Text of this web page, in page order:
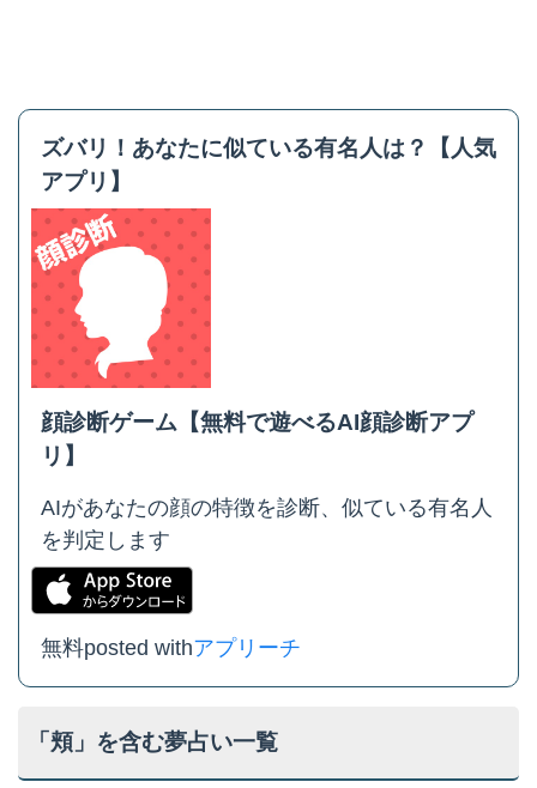
ズバリ！あなたに似ている有名人は？【人気
アプリ】
顔診断ゲーム【無料で遊べるAI顔診断アプ
リ】
AIがあなたの顔の特徴を診断、似ている有名人
を判定します
無料posted withアプリーチ
「頬」を含む夢占い一覧